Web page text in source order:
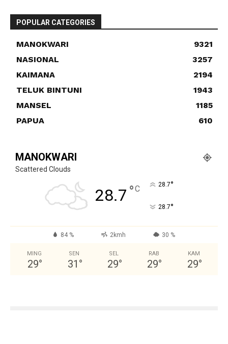
POPULAR CATEGORIES
MANOKWARI
9321
NASIONAL
3257
KAIMANA
2194
TELUK BINTUNI
1943
MANSEL
1185
PAPUA
610
MANOKWARI
Scattered Clouds
28.7 °C 28.7°
28.7°
84 % 2kmh 30 %
MING
29°
SEN
31 °
SEL
29°
RAB
29°
KAM
29°